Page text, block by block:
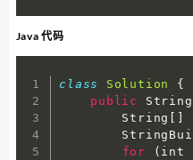
Java 代码
class Solution
{
public
String
        String
for
(